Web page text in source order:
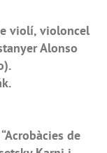
violí, violoncel
Alonso
“Acrobàcies de